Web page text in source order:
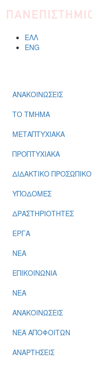
ΕΛΛ
ENG
ΑΝΑΚΟΙΝΩΣΕΙΣ
ΤΟ ΤΜΗΜΑ
ΜΕΤΑΠΤΥΧΙΑΚΑ
ΠΡΟΠΤΥΧΙΑΚΑ
ΔΙΔΑΚΤΙΚΟ ΠΡΟΣΩΠΙΚΟ
ΥΠΟΔΟΜΕΣ
ΔΡΑΣΤΗΡΙΟΤΗΤΕΣ
ΕΡΓΑ
ΝΕΑ
ΕΠΙΚΟΙΝΩΝΙΑ
ΝΕΑ
ΑΝΑΚΟΙΝΩΣΕΙΣ
ΝΕΑ ΑΠΟΦΟΙΤΩΝ
ΑΝΑΡΤΗΣΕΙΣ